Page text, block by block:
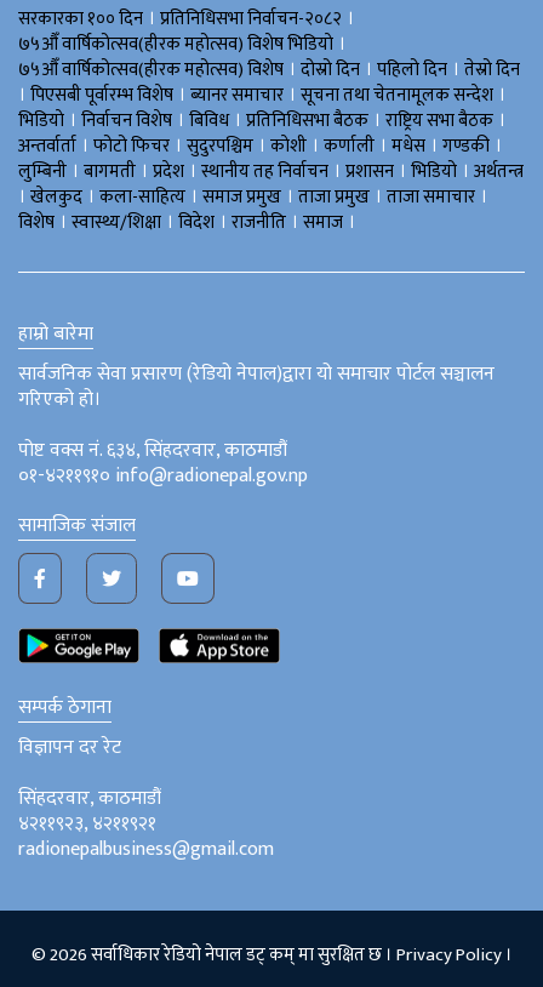
सरकारका १०० दिन । प्रतिनिधिसभा निर्वाचन-२०८२ ।
७५औँ वार्षिकोत्सव(हीरक महोत्सव) विशेष भिडियाे ।
७५औँ वार्षिकोत्सव(हीरक महोत्सव) विशेष । दोस्रो दिन । पहिलो दिन । तेस्रो दिन
। पिएसबी पूर्वारम्भ विशेष । ब्यानर समाचार । सूचना तथा चेतनामूलक सन्देश ।
भिडियाे । निर्वाचन विशेष । बिविध। प्रतिनिधिसभा बैठक । राष्ट्रिय सभा बैठक ।
अन्तर्वार्ता । फोटो फिचर । सुदुरपश्चिम । काेशी । कर्णाली । मधेस । गण्डकी ।
लुम्बिनी । बागमती । प्रदेश । स्थानीय तह निर्वाचन । प्रशासन । भिडियो । अर्थतन्त्र
। खेलकुद । कला-साहित्य । समाज प्रमुख । ताजा प्रमुख । ताजा समाचार ।
विशेष । स्वास्थ्य/शिक्षा । विदेश । राजनीति । समाज ।
हाम्रो बारेमा
सार्वजनिक सेवा प्रसारण (रेडियो नेपाल)द्वारा यो समाचार पोर्टल सञ्चालन
गरिएको हो।
पोष्ट वक्स नं. ६३४, सिंहदरवार, काठमाडौं
०१-४२११९१० info@radionepal.gov.np
सामाजिक संजाल
सम्पर्क ठेगाना
विज्ञापन दर रेट
सिंहदरवार, काठमाडौं
४२११९२३, ४२११९२१
radionepalbusiness@gmail.com
© 2026 सर्वाधिकार रेडियो नेपाल डट् कम् मा सुरक्षित छ । Privacy Policy।